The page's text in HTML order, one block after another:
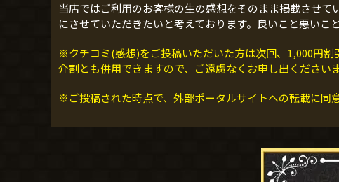
当店ではご利用のお客様の生の感想をそのまま掲載させ
にさせていただきたいと考えております。良いこと悪いこ
※クチコミ(感想)をご投稿いただいた方は次回、1,000円
介割とも併用できますので、ご遠慮なくお申し出くださいま
※ご投稿された時点で、外部ポータルサイトへの転載に同